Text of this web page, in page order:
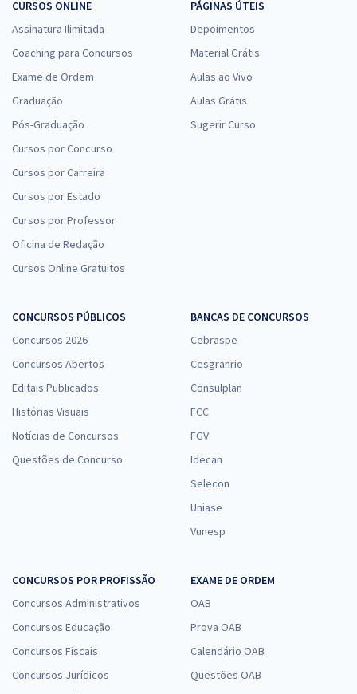
CURSOS ONLINE
Assinatura Ilimitada
Coaching para Concursos
Exame de Ordem
Graduação
Pós-Graduação
Cursos por Concurso
Cursos por Carreira
Cursos por Estado
Cursos por Professor
Oficina de Redação
Cursos Online Gratuitos
PÁGINAS ÚTEIS
Depoimentos
Material Grátis
Aulas ao Vivo
Aulas Grátis
Sugerir Curso
CONCURSOS PÚBLICOS
Concursos 2026
Concursos Abertos
Editais Publicados
Histórias Visuais
Notícias de Concursos
Questões de Concurso
BANCAS DE CONCURSOS
Cebraspe
Cesgranrio
Consulplan
FCC
FGV
Idecan
Selecon
Uniase
Vunesp
CONCURSOS POR PROFISSÃO
Concursos Administrativos
Concursos Educação
Concursos Fiscais
Concursos Jurídicos
EXAME DE ORDEM
OAB
Prova OAB
Calendário OAB
Questões OAB